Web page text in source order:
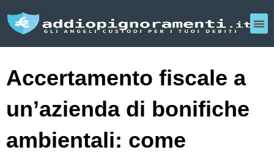
Accertamento fiscale a
un’azienda di bonifiche
ambientali: come